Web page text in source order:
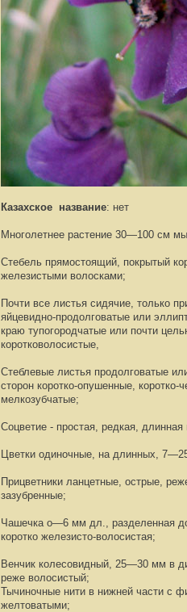
Казахское название: нет
Многолетнее растение 30—100 см
Стебель прямостоящий, покрытый
железистыми волосками;
Почти все листья сидячие, только
яйцевидно-продолговатые или
краю тупогородчатые или почти
коротковолосистые,
Стеблевые листья продолговатые
сторон коротко-опушенные,
мелкозубчатые;
Соцветие - простая, редкая,
Цветки одиночные, на длинных,
Прицветники ланцетные, острые,
зазубренные;
Чашечка о—6 мм дл., разделенная
коротко железисто-волосистая;
Венчик колесовидный, 25—30 мм в
реже волосистый;
Тычиночные нити в нижней части с
желтоватыми;